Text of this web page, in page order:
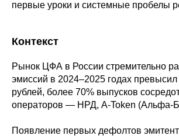
первые уроки и системные пробелы
Контекст
Рынок ЦФА в России стремительно
эмиссий в 2024–2025 годах
рублей, более 70% выпусков
операторов — НРД, A-Token (Альфа-
Появление первых дефолтов